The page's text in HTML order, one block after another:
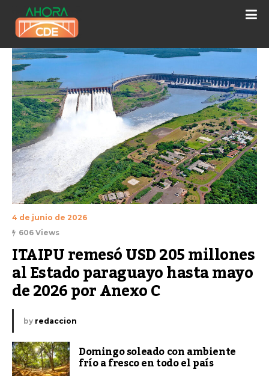
4 de junio de 2026
606 Views
ITAIPU remesó USD 205 millones
al Estado paraguayo hasta mayo
de 2026 por Anexo C
by redaccion
Domingo soleado con ambiente
frío a fresco en todo el país